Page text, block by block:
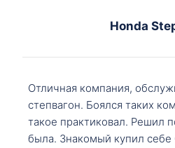
Honda
Отличная компания,
степвагон. Боялся таких
такое практиковал. Решил
была. Знакомый купил себе